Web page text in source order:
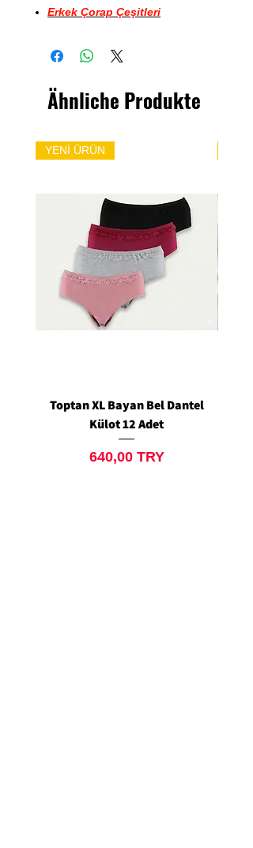
Erkek Çorap Çeşitleri
Ähnliche Produkte
YENİ ÜRÜN
Toptan XL Bayan Bel Dantel
Külot 12 Adet
Preis
640,00 TRY